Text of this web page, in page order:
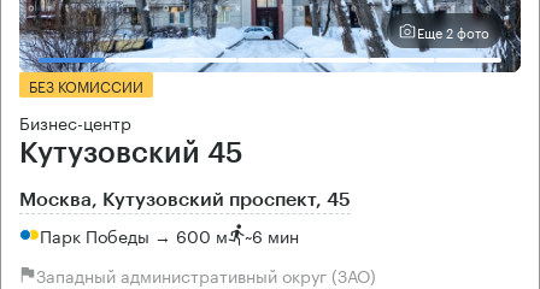
Еще 2 фото
БЕЗ КОМИССИИ
Бизнес-центр
Кутузовский 45
Москва, Кутузовский проспект, 45
Парк Победы → 600 м ~6 мин
Западный административный округ (ЗАО)